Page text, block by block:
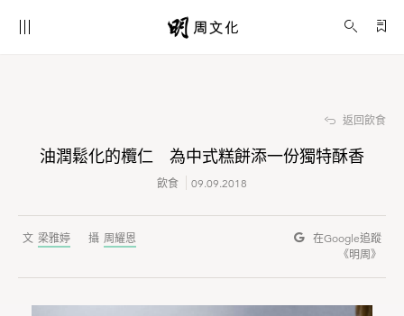
油潤鬆化的欖仁 為中式糕餅添一份獨特酥香
返回飲食
油潤鬆化的欖仁 為中式糕餅添一份獨特酥香
飲食 09.09.2018
梁雅婷 周耀恩 在Google追蹤
《明周》